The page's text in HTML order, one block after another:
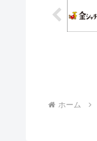
ホーム